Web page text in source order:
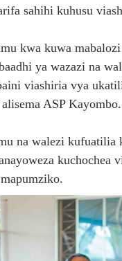
sahihi kuhusu
kwa kuwa
ya wazazi na
viashiria vya
ASP Kayombo.
na walezi